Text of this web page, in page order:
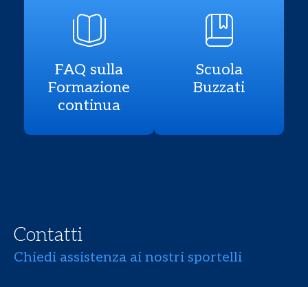
FAQ sulla
Formazione
continua
Scuola
Buzzati
Contatti
Chiedi assistenza ai nostri sportelli